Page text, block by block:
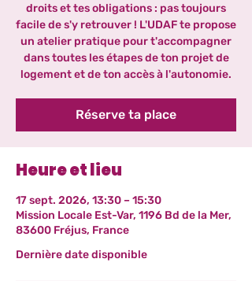
droits et tes obligations : pas toujours
facile de s'y retrouver ! L'UDAF te propose
un atelier pratique pour t'accompagner
dans toutes les étapes de ton projet de
logement et de ton accès à l'autonomie.
Réserve ta place
Heure et lieu
17 sept. 2026, 13:30 – 15:30
Mission Locale Est-Var, 1196 Bd de la Mer,
83600 Fréjus, France
Dernière date disponible